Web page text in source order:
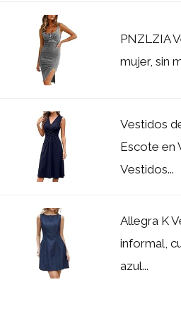
PNZLZIA
mujer, sin
Vestidos
Escote en
Vestidos...
Allegra K
informal,
azul...